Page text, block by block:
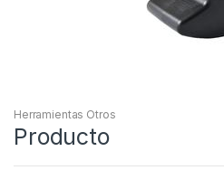
Herramientas Otros
Producto